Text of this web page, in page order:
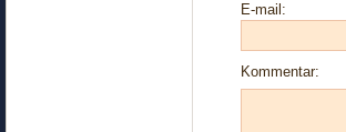
E-mail:
Kommentar: